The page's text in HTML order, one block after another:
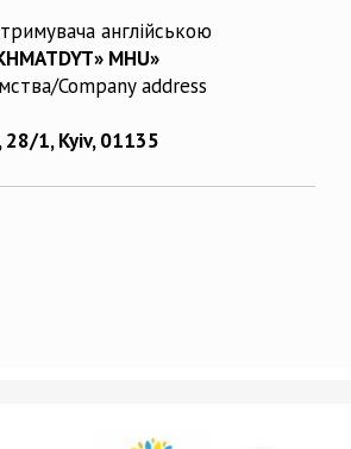
англійською
MHU»
Company address
28/1, Kyiv, 01135